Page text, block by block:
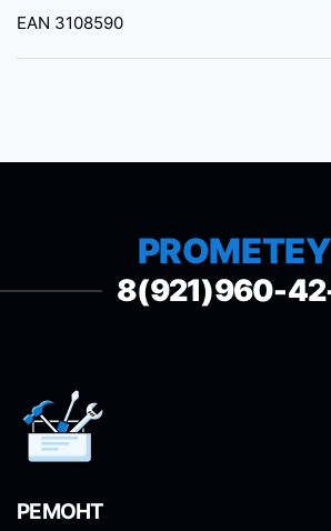
EAN 3108590
8(921)960-
РЕМОНТ